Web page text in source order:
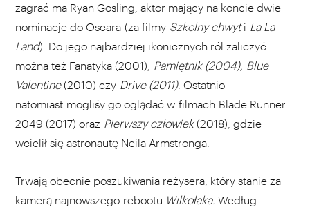
zagrać ma Ryan Gosling, aktor mający na koncie dwie
nominacje do Oscara (za filmy Szkolny chwyti La La
Land). Do jego najbardziej ikonicznych ról zaliczyć
można też Fanatyka (2001), Pamiętnik (2004), Blue
Valentine(2010) czy Drive (2011). Ostatnio
natomiast mogliśy go oglądać w filmach Blade Runner
2049 (2017) oraz Pierwszy człowiek(2018), gdzie
wcielił się astronautę Neila Armstronga.
Trwają obecnie poszukiwania reżysera, który stanie za
kamerą najnowszego rebootu Wilkołaka. Według